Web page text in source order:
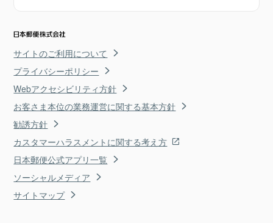
サイトのご利用について
プライバシーポリシー
Webアクセシビリティ方針
お客さま本位の業務運営に関する基本方針
勧誘方針
カスタマーハラスメントに関する考え方
日本郵便公式アプリ一覧
ソーシャルメディア
サイトマップ